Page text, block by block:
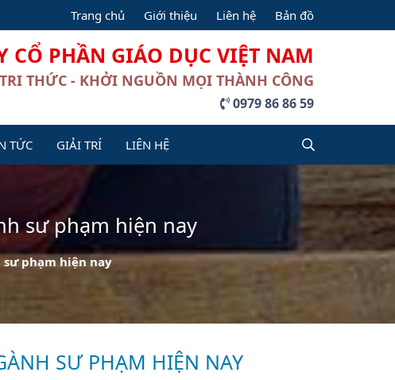
Trang chủ Giới thiệu Liên hệ Bản đồ
CỔ PHẦN GIÁO DỤC VIỆT NAM
TRI THỨC - KHỞI NGUỒN MỌI THÀNH CÔNG
0979 86 86 59
TỨC GIẢI TRÍ LIÊN HỆ
sư phạm hiện nay
phạm hiện nay
SƯ PHẠM HIỆN NAY